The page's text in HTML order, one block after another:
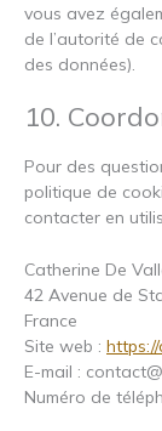
vous avez
de l’autorité de
des données).
10.
Pour des
politique de
contacter en
Catherine De
42 Avenue de
France
Site web :
E-mail : contact@
Numéro de